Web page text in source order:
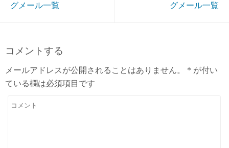
グメール一覧
グメール一覧
コメントする
メールアドレスが公開されることはありません。 * が付い
ている欄は必須項目です